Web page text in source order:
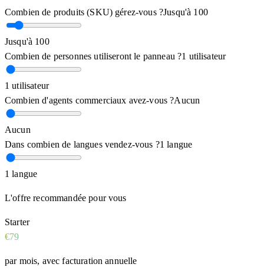
Combien de produits (SKU) gérez-vous ?Jusqu'à 100
Jusqu'à 100
Combien de personnes utiliseront le panneau ?1 utilisateur
1 utilisateur
Combien d'agents commerciaux avez-vous ?Aucun
Aucun
Dans combien de langues vendez-vous ?1 langue
1 langue
L'offre recommandée pour vous
Starter
€79
par mois, avec facturation annuelle